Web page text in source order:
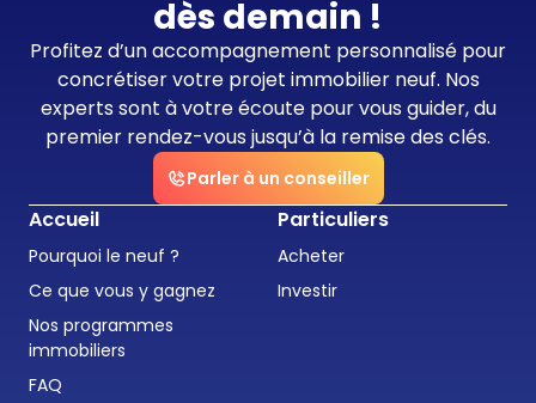
dès demain !
Profitez d’un accompagnement personnalisé pour
concrétiser votre projet immobilier neuf. Nos
experts sont à votre écoute pour vous guider, du
premier rendez-vous jusqu’à la remise des clés.
Parler à un conseiller
Accueil
Pourquoi le neuf ?
Ce que vous y gagnez
Nos programmes
immobiliers
FAQ
Particuliers
Acheter
Investir